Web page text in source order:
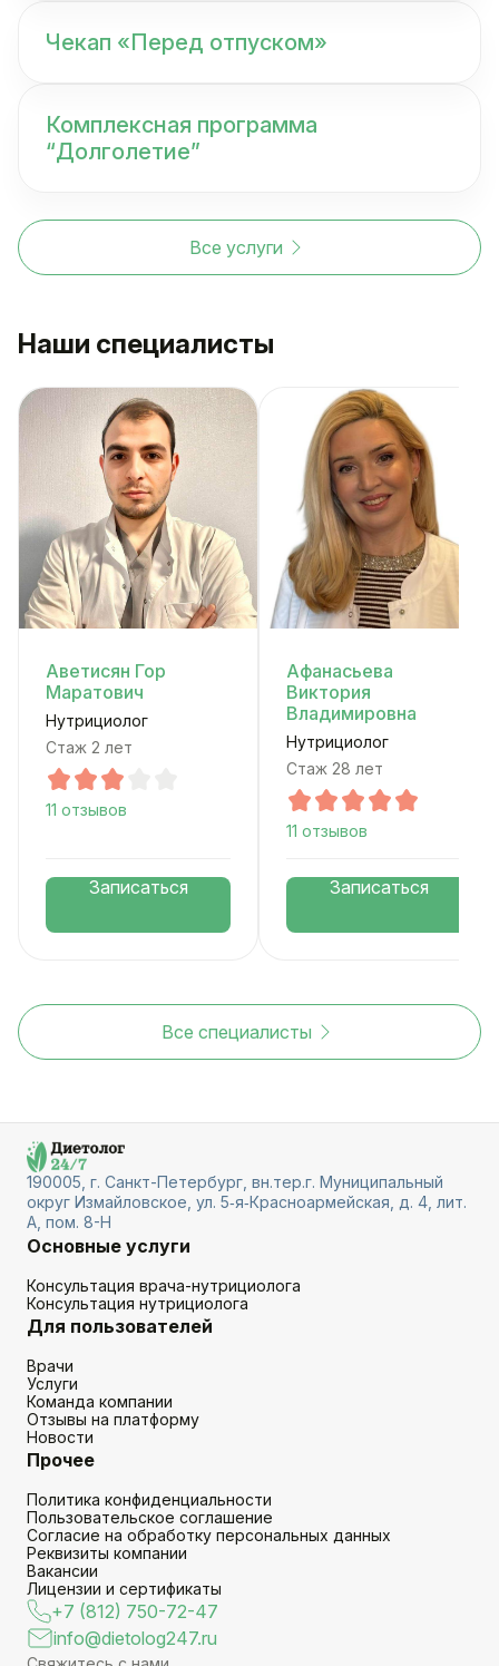
Чекап «Перед отпуском»
Комплексная программа
“Долголетие”
Все услуги
Наши специалисты
Аветисян Гор
Маратович
Нутрициолог
Стаж 2 лет
11 отзывов
Записаться
Афанасьева
Виктория
Владимировна
Нутрициолог
Стаж 28 лет
11 отзывов
Записаться
Все специалисты
190005, г. Санкт-Петербург, вн.тер.г. Муниципальный
округ Измайловское, ул. 5‑я‑Красноармейская, д. 4, лит.
А, пом. 8-Н
Основные услуги
Консультация врача-нутрициолога
Консультация нутрициолога
Для пользователей
Врачи
Услуги
Команда компании
Отзывы на платформу
Новости
Прочее
Политика конфиденциальности
Пользовательское соглашение
Согласие на обработку персональных данных
Реквизиты компании
Вакансии
Лицензии и сертификаты
+7 (812) 750-72-47
info@dietolog247.ru